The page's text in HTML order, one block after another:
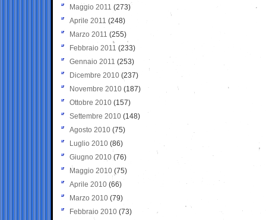
Maggio 2011 (273)
Aprile 2011 (248)
Marzo 2011 (255)
Febbraio 2011 (233)
Gennaio 2011 (253)
Dicembre 2010 (237)
Novembre 2010 (187)
Ottobre 2010 (157)
Settembre 2010 (148)
Agosto 2010 (75)
Luglio 2010 (86)
Giugno 2010 (76)
Maggio 2010 (75)
Aprile 2010 (66)
Marzo 2010 (79)
Febbraio 2010 (73)